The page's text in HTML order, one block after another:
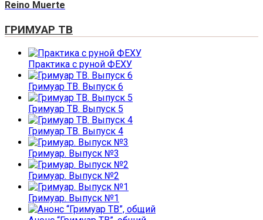
Reino Muerte
ГРИМУАР ТВ
Практика с руной ФЕХУ
Гримуар ТВ. Выпуск 6
Гримуар ТВ. Выпуск 5
Гримуар ТВ. Выпуск 4
Гримуар. Выпуск №3
Гримуар. Выпуск №2
Гримуар. Выпуск №1